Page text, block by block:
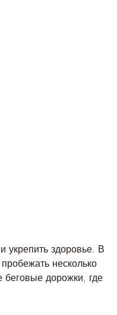
несколько
беговые дорожки, где